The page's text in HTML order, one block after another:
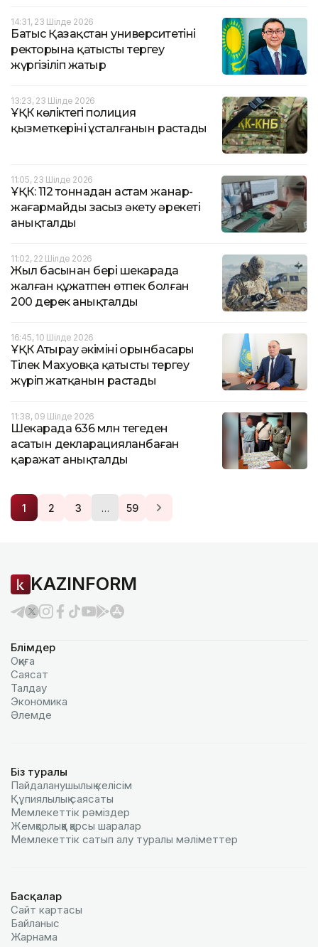
14:31, 23 Шілде 2026
Батыс Қазақстан университетінің
ректорына қатысты тергеу
жүргізіліп жатыр
13:23, 23 Шілде 2026
ҰҚК көліктегі полиция
қызметкерінің ұсталғанын растады
11:05, 23 Шілде 2026
ҰҚК: 112 тоннадан астам жанар-
жағармайды заңсыз әкету әрекеті
анықталды
11:02, 22 Шілде 2026
Жыл басынан бері шекарада
жалған құжатпен өтпек болған
200 дерек анықталды
16:45, 10 Шілде 2026
ҰҚК Атырау әкімінің орынбасары
Тілек Махуовқа қатысты тергеу
жүріп жатқанын растады
11:38, 09 Шілде 2026
Шекарада 636 млн теңгеден
асатын декларацияланбаған
қаражат анықталды
1 2 3 … 59
KAZINFORM
Бөлімдер
Оқиға
Саясат
Талдау
Экономика
Әлемде
Біз туралы
Пайдаланушылық келiciм
Құпиялылық саясаты
Мемлекеттік рәміздер
Жемқорлыққа қарсы шаралар
Мемлекеттік сатып алу туралы мәлiметтер
Басқалар
Сайт картасы
Байланыс
Жарнама